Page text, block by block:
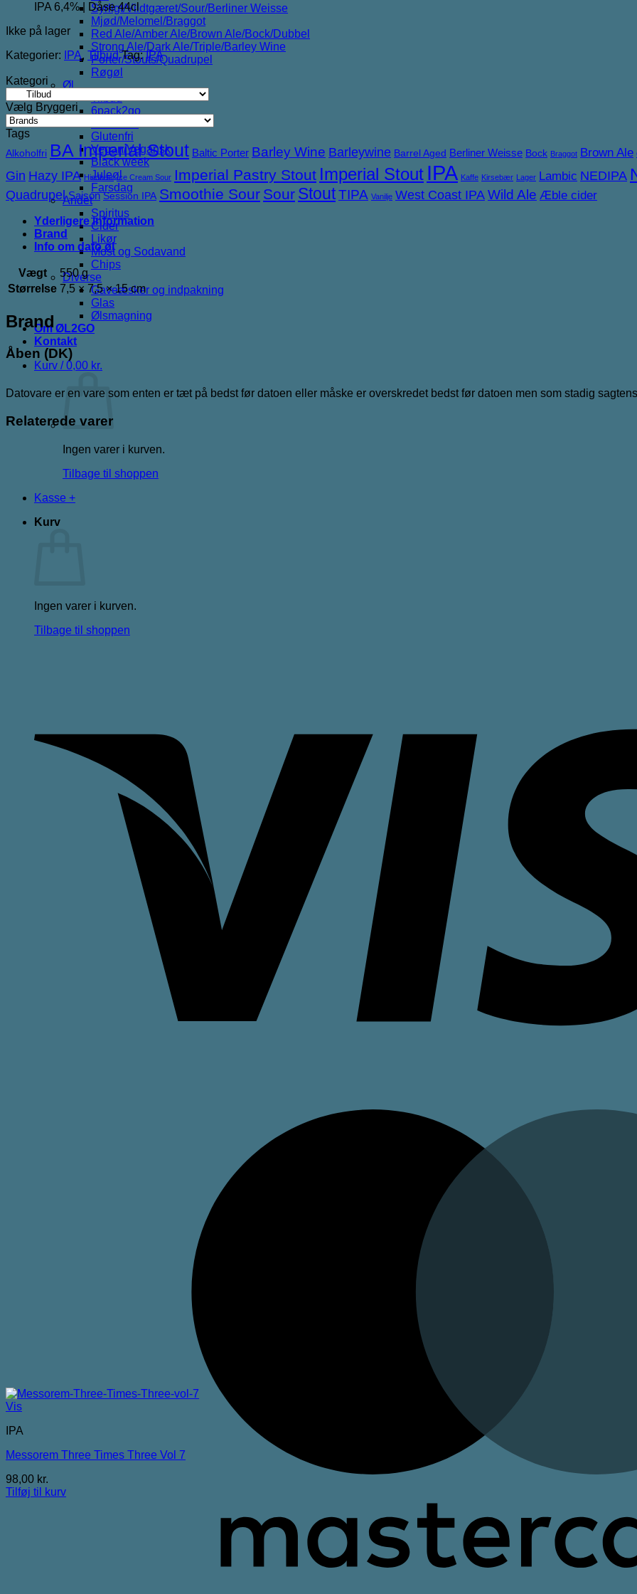
Syrligt/Vildtgæret/Sour/Berliner Weisse
Mjød/Melomel/Braggot
Red Ale/Amber Ale/Brown Ale/Bock/Dubbel
Strong Ale/Dark Ale/Triple/Barley Wine
Porter/Stouts/Quadrupel
Røgøl
Øl
Tilbud
6pack2go
Glutenfri
Vegan/Vegansk
Black week
Juleøl
Farsdag
Andet
Spiritus
Cider
Likør
Most og Sodavand
Chips
Diverse
Gaveæsker og indpakning
Glas
Ølsmagning
Om ØL2GO
Kontakt
Kurv /0,00 kr.
Ingen varer i kurven.
Tilbage til shoppen
Kasse +
Kurv
Ingen varer i kurven.
Tilbage til shoppen
60,00 kr..30,00 kr..
IPA 6,4% | Dåse 44cl
Ikke på lager
Kategorier:
IPA, Tilbud Tag:IPA
Kategori
Vælg Bryggeri
Tags
Alkoholfri BA Imperial Stout Baltic Porter Barley Wine Barleywine Barrel Aged Berliner Weisse Bock Braggot Brown Ale
Gin Hazy IPA Hindbær Ice Cream Sour Imperial Pastry Stout Imperial Stout IPA Kaffe Kirsebær Lager Lambic NEDIPA
Quadrupel Saison Session IPA Smoothie Sour Sour StoutTIPA Vanilje West Coast IPAWild Ale Æble cider
Yderligere information
Brand
Info om dato øl
Vægt
550 g
Størrelse 7,5 × 7,5 × 15 cm
Brand
Åben (DK)
Datovare er en vare som enten er tæt på bedst før datoen eller måske er overskredet bedst før datoen men som stadig
Relaterede varer
Vis
IPA
Messorem Three Times Three Vol 7
98,00 kr.
Tilføj til kurv